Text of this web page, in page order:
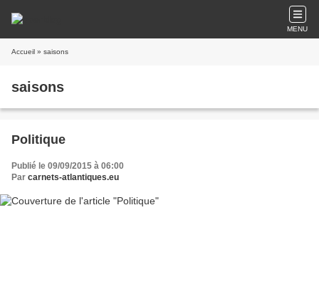
MENU
Accueil » saisons
saisons
Politique
Publié le 09/09/2015 à 06:00
Par carnets-atlantiques.eu